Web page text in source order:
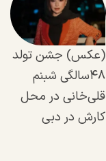
(عکس) جشن تولد
۴۸سالگی شبنم
قلی‌خانی در محل
کارش در دبی